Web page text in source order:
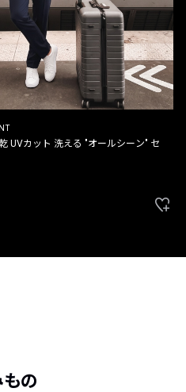
UVカット 洗える "オールシーン" セ
の